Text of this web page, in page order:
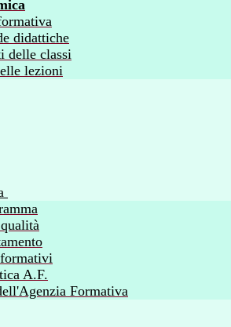
didattiche
delle classi
lezioni
A.F.
Formativa